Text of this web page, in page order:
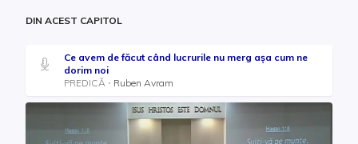
DIN ACEST CAPITOL
Ce avem de făcut când lucrurile nu merg așa cum ne
dorim noi
PREDICĂ
Ruben Avram